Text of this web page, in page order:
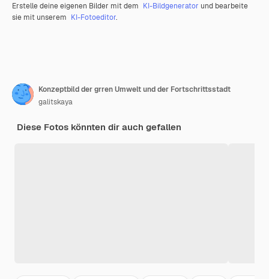
Erstelle deine eigenen Bilder mit dem KI-Bildgenerator und bearbeite
sie mit unserem KI-Fotoeditor.
Konzeptbild der grren Umwelt und der Fortschrittsstadt
galitskaya
Diese Fotos könnten dir auch gefallen